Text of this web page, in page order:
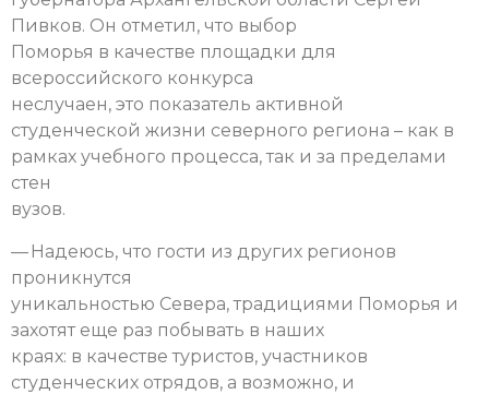
Пивков. Он отметил, что выбор
Поморья в качестве площадки для
всероссийского конкурса
неслучаен, это показатель активной
студенческой жизни северного региона – как в
рамках учебного процесса, так и за пределами
стен
вузов.
— Надеюсь, что гости из других регионов
проникнутся
уникальностью Севера, традициями Поморья и
захотят еще раз побывать в наших
краях: в качестве туристов, участников
студенческих отрядов, а возможно, и